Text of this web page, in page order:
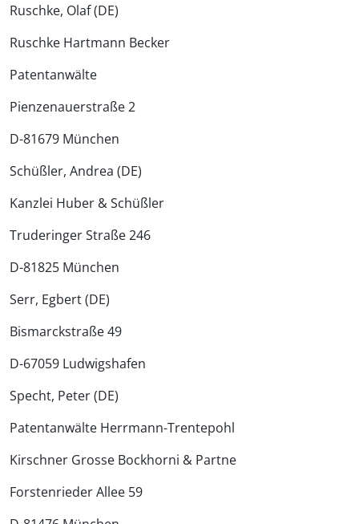
Ruschke, Olaf (DE)
Ruschke Hartmann Becker
Patentanwälte
Pienzenauerstraße 2
D-81679 München
Schüßler, Andrea (DE)
Kanzlei Huber & Schüßler
Truderinger Straße 246
D-81825 München
Serr, Egbert (DE)
Bismarckstraße 49
D-67059 Ludwigshafen
Specht, Peter (DE)
Patentanwälte Herrmann-Trentepohl
Kirschner Grosse Bockhorni & Partne
Forstenrieder Allee 59